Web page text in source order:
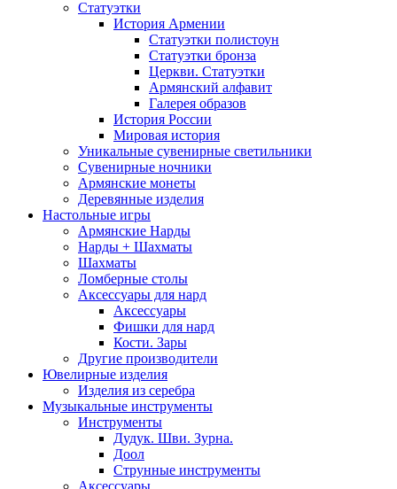
Статуэтки
История Армении
Статуэтки полистоун
Статуэтки бронза
Церкви. Статуэтки
Армянский алфавит
Галерея образов
История России
Мировая история
Уникальные сувенирные светильники
Сувенирные ночники
Армянские монеты
Деревянные изделия
Настольные игры
Армянские Нарды
Нарды + Шахматы
Шахматы
Ломберные столы
Аксессуары для нард
Аксессуары
Фишки для нард
Кости. Зары
Другие производители
Ювелирные изделия
Изделия из серебра
Музыкальные инструменты
Инструменты
Дудук. Шви. Зурна.
Доол
Струнные инструменты
Аксессуары